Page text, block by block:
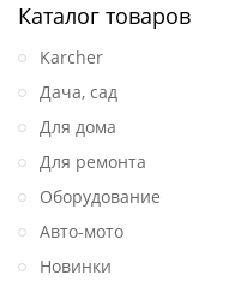
Каталог товаров
Karcher
Дача, сад
Для дома
Для ремонта
Оборудование
Авто-мото
Новинки